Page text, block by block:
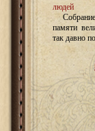
людей
памяти
так давно